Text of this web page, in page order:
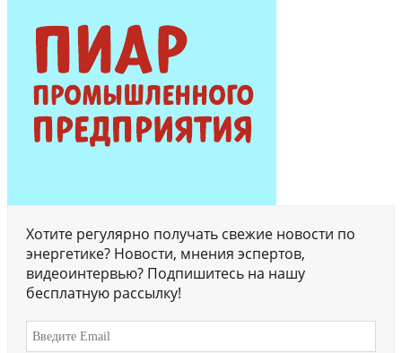
Хотите регулярно получать свежие новости по
энергетике? Новости, мнения эспертов,
видеоинтервью? Подпишитесь на нашу
бесплатную рассылку!